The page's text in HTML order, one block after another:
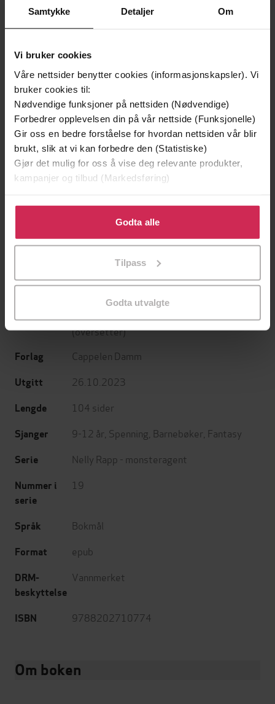
Samtykke Detaljer Om
Vi bruker cookies
Våre nettsider benytter cookies (informasjonskapsler). Vi
bruker cookies til:
Nødvendige funksjoner på nettsiden (Nødvendige)
Forbedrer opplevelsen din på vår nettside (Funksjonelle)
Gir oss en bedre forståelse for hvordan nettsiden vår blir
brukt, slik at vi kan forbedre den (Statistiske)
Gjør det mulig for oss å vise deg relevante produkter,
kampanjer og tilbud (Markedsføring)
Klikk på «Godta alle» for å gi oss ditt samtykke til å
bruke cookies for alle disse formålene. Du kan også
tilpasse ditt samtykke til spesifikke formål ved å klikke
Godta alle
Tilpass
Godta utvalgte
Vinner av Rivertonprisen
Minnesota
Første gang på tilbud
Utskudd
Martin Widmark(forfatter),
Alvner(illustratør),Hilde Matre Larsen
(oversetter)
Forlag Cappelen Damm
Utgitt 26.10.2023
Lengde 104 sider
Sjanger 9-12 år Spenning Barnebøker Fantasy
Serie Nelly Rapp - monsteragent
Nummer i
serie
19
Språk Bokmål
Format epub
DRM-
beskyttelse
Vannmerket
ISBN 9788202710774
Om boken